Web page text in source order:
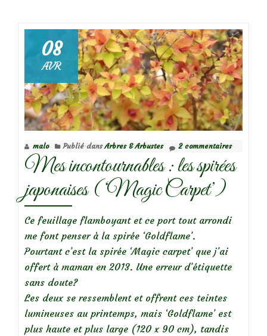
:
les
anémones
du
Japon
08
AVR
malo Publié dansArbres & Arbustes 2 commentaires
Mes incontournables : les spirées
japonaises (‘Magic Carpet’)
Ce feuillage flamboyant et ce port tout arrondi
me font penser à la spirée ‘Goldflame’.
Pourtant c’est la spirée ‘Magic carpet’ que j’ai
offert à maman en 2013. Une erreur d’étiquette
sans doute?
Les deux se ressemblent et offrent ces teintes
lumineuses au printemps, mais ‘Goldflame’ est
plus haute et plus large (120 x 90 cm), tandis